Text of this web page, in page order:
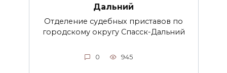
Дальний
Отделение судебных приставов по
городскому округу Спасск-Дальний
0 945